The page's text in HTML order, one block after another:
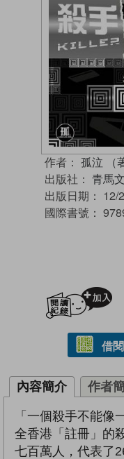
作者： 孤泣 （
出版社： 青馬
出版日期： 12/
國際書號：
借
內容簡介 作者
「一個殺手不能像
全香港「註冊」的
七百萬人，代表了